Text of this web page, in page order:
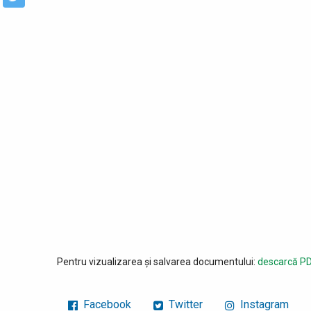
Pentru vizualizarea și salvarea documentului: descarcă
Facebook Twitter Instagram